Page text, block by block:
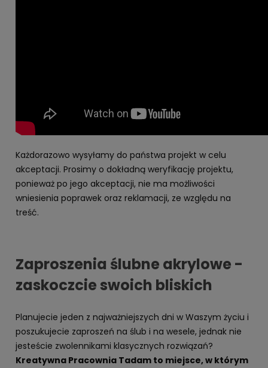
Każdorazowo wysyłamy do państwa projekt w celu
akceptacji. Prosimy o dokładną weryfikację projektu,
ponieważ po jego akceptacji, nie ma możliwości
wniesienia poprawek oraz reklamacji, ze względu na
treść.
Zaproszenia ślubne akrylowe -
zaskoczcie swoich bliskich
Planujecie jeden z najważniejszych dni w Waszym życiu i
poszukujecie zaproszeń na ślub i na wesele, jednak nie
jesteście zwolennikami klasycznych rozwiązań?
Kreatywna Pracownia Tadam to miejsce, w którym